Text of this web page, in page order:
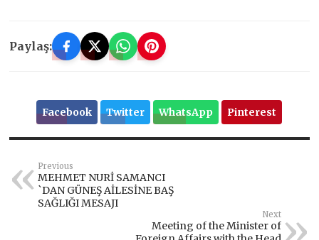
Paylaş:
Facebook Twitter WhatsApp Pinterest
Previous
MEHMET NURİ SAMANCI
`DAN GÜNEŞ AİLESİNE BAŞ
SAĞLIĞI MESAJI
Next
Meeting of the Minister of